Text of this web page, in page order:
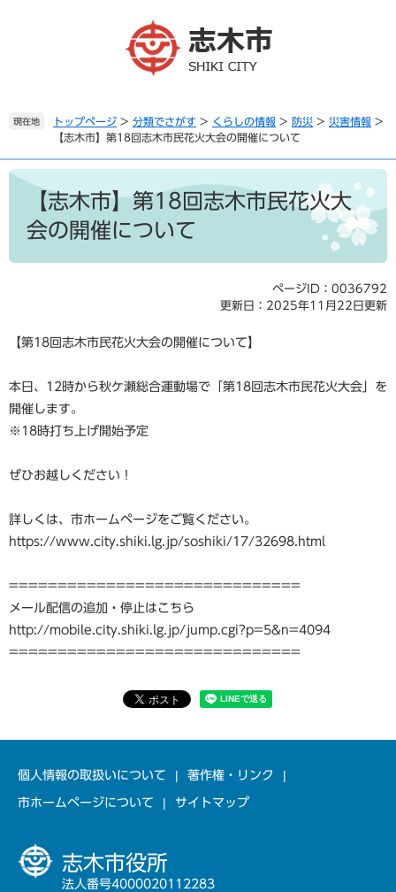
。
て
本
現在地 トップページ > 分類でさがす > くらしの情報 > 防災 > 災害情報 >
【志木市】第18回志木市民花火大会の開催について
本
【志木市】第18回志木市民花火大
会の開催について
ページID：0036792
更新日：2025年11月22日更新
【第18回志木市民花火大会の開催について】
本日、12時から秋ケ瀬総合運動場で「第18回志木市民花火大会」を
開催します。
※18時打ち上げ開始予定
ぜひお越しください！
詳しくは、市ホームページをご覧ください。
https://www.city.shiki.lg.jp/soshiki/17/32698.html
==============================
メール配信の追加・停止はこちら
http://mobile.city.shiki.lg.jp/jump.cgi?p=5&n=4094
==============================
個人情報の取扱いについて 著作権・リンク
市ホームページについて サイトマップ
志木市役所
法人番号4000020112283